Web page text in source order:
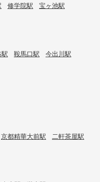
修学院駅
宝ヶ池駅
鞍馬口駅
今出川駅
京都精華大前駅
二軒茶屋駅